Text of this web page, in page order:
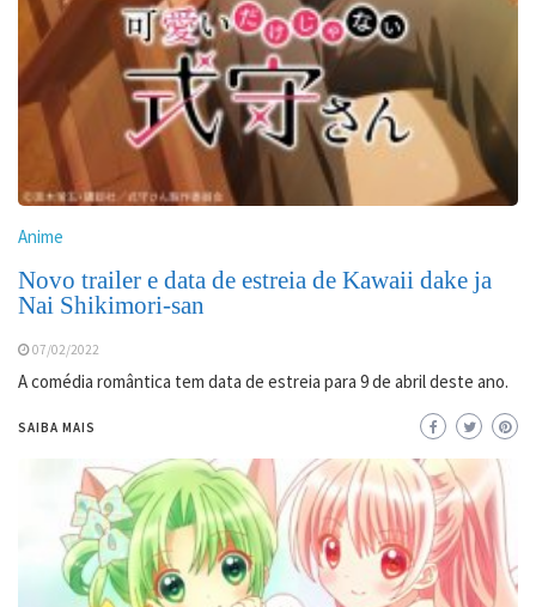
Anime
Novo trailer e data de estreia de Kawaii dake ja
Nai Shikimori-san
07/02/2022
A comédia romântica tem data de estreia para 9 de abril deste ano.
SAIBA MAIS